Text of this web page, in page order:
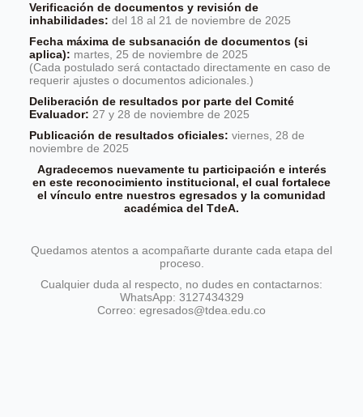
Verificación de documentos y revisión de
inhabilidades: del 18 al 21 de noviembre de 2025
Fecha máxima de subsanación de documentos (si
aplica): martes, 25 de noviembre de 2025
(Cada postulado será contactado directamente en caso de
requerir ajustes o documentos adicionales.)
Deliberación de resultados por parte del Comité
Evaluador: 27 y 28 de noviembre de 2025
Publicación de resultados oficiales: viernes, 28 de
noviembre de 2025
Agradecemos nuevamente tu participación e interés
en este reconocimiento institucional, el cual fortalece
el vínculo entre nuestros egresados y la comunidad
académica del TdeA.
Quedamos atentos a acompañarte durante cada etapa del
proceso.
Cualquier duda al respecto, no dudes en contactarnos:
WhatsApp: 3127434329
Correo: egresados@tdea.edu.co